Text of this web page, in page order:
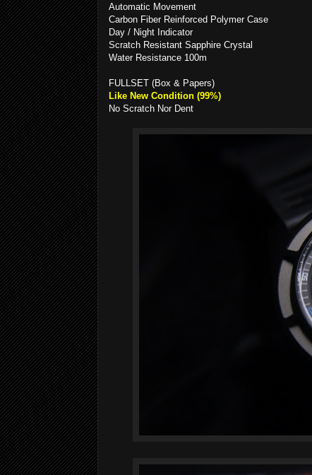
Automatic Movement
Carbon Fiber Reinforced Polymer Case
Day / Night Indicator
Scratch Resistant Sapphire Crystal
Water Resistance 100m
FULLSET (Box & Papers)
Like New Condition (99%)
No Scratch Nor Dent